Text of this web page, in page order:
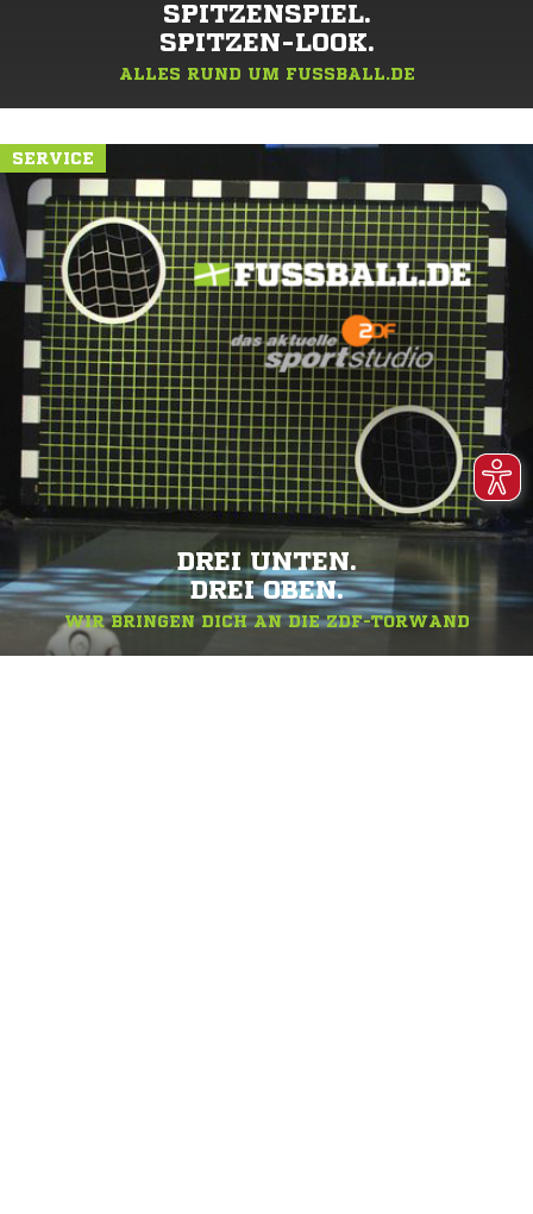
SPITZENSPIEL.
SPITZEN-LOOK.
ALLES RUND UM FUSSBALL.DE
SERVICE
DREI UNTEN.
DREI OBEN.
WIR BRINGEN DICH AN DIE ZDF-TORWAND